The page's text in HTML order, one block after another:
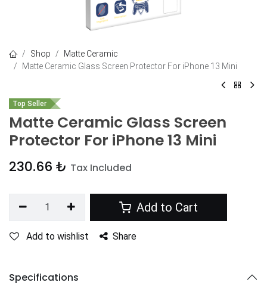
Shop
Matte Ceramic
Matte Ceramic Glass Screen Protector For iPhone 13 Mini
Top Seller
Matte Ceramic Glass Screen
Protector For iPhone 13 Mini
230.66 ₺ Tax Included
Add to Cart
Add to wishlist Share
Specifications